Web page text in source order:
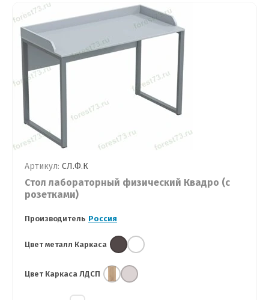
Артикул: СЛ.Ф.К
Стол лабораторный физический Квадро (с
розетками)
Производитель Россия
Цвет металл Каркаса
Цвет Каркаса ЛДСП